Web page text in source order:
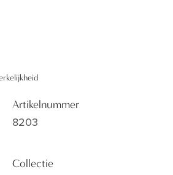
Artikelnummer
8203
Collectie